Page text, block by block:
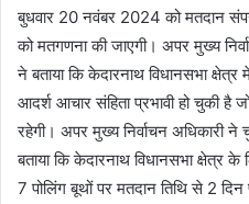
बुधवार 20 नवंबर 2024 को मतदान
को मतगणना की जाएगी। अपर मुख्य
ने बताया कि केदारनाथ विधानसभा
आदर्श आचार संहिता प्रभावी हो चुकी
रहेगी। अपर मुख्य निर्वाचन अधिकारी ने
बताया कि केदारनाथ विधानसभा क्षेत्र
7 पोलिंग बूथों पर मतदान तिथि से 2 दिन